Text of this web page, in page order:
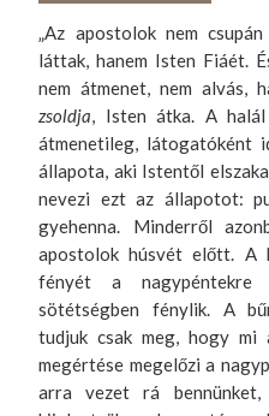
„Az apostolok nem
láttak, hanem Isten Fiáét.
nem átmenet, nem alvás,
zsoldja, Isten átka. A
átmenetileg, látogatóként
állapota, aki Istentől
nevezi ezt az állapotot:
gyehenna. Minderről
apostolok húsvét előtt. A
fényét a
sötétségben fénylik. A
tudjuk csak meg, hogy
megértése megelőzi a
arra vezet rá bennünket,